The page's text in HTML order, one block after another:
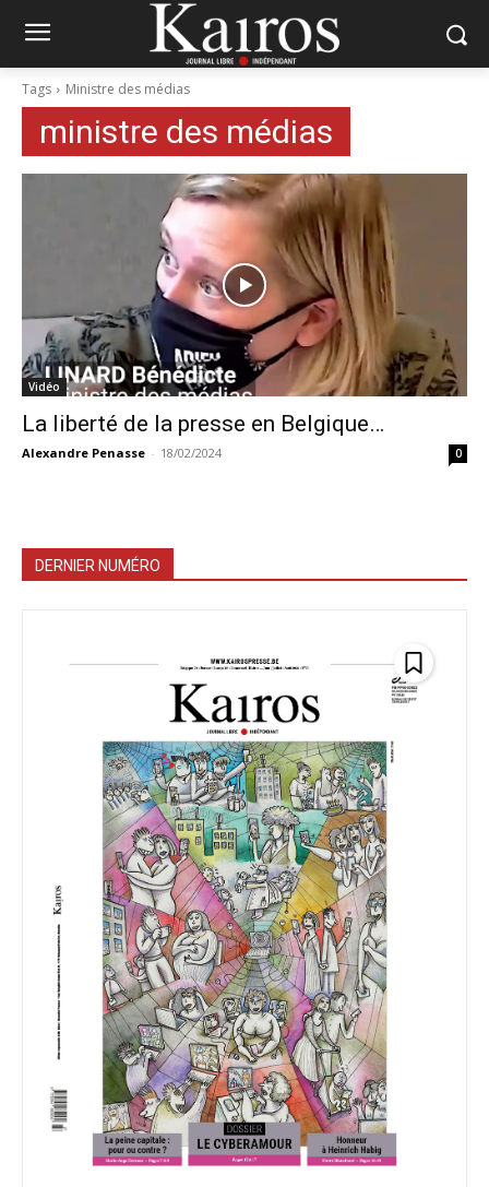
Tags Ministre des médias
ministre des médias
Vidéo
La liberté de la presse en Belgique…
Alexandre Penasse - 18/02/2024 0
DERNIER NUMÉRO